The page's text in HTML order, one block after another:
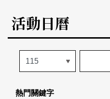
本期專題
歷史專題
活動特區
活動列表
關於我們
活動日曆
熱門關鍵字